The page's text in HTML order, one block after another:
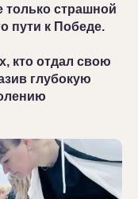
только страшной
пути к Победе.
кто отдал свою
глубокую